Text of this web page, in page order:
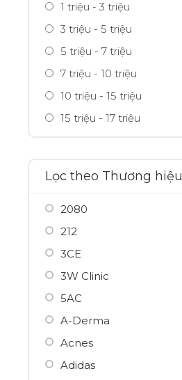
1 triệu - 3 triệu
3 triệu - 5 triệu
5 triệu - 7 triệu
7 triệu - 10 triệu
10 triệu - 15 triệu
15 triệu - 17 triệu
Lọc theo Thương hiệu
2080
212
3CE
3W Clinic
5AC
A-Derma
Acnes
Adidas